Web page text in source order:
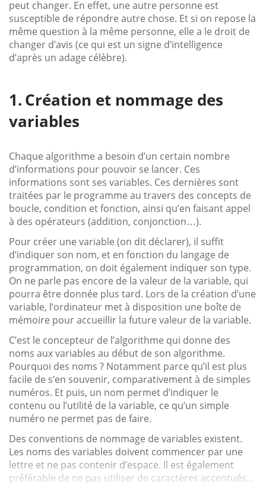
peut changer. En effet, une autre personne est
susceptible de répondre autre chose. Et si on repose la
même question à la même personne, elle a le droit de
changer d’avis (ce qui est un signe d’intelligence
d’après un adage célèbre).
Création et nommage des
variables
Chaque algorithme a besoin d’un certain nombre
d’informations pour pouvoir se lancer. Ces
informations sont ses variables. Ces dernières sont
traitées par le programme au travers des concepts de
boucle, condition et fonction, ainsi qu’en faisant appel
à des opérateurs (addition, conjonction…).
Pour créer une variable (on dit déclarer), il suffit
d’indiquer son nom, et en fonction du langage de
programmation, on doit également indiquer son type.
On ne parle pas encore de la valeur de la variable, qui
pourra être donnée plus tard. Lors de la création d’une
variable, l’ordinateur met à disposition une boîte de
mémoire pour accueillir la future valeur de la variable.
C’est le concepteur de l’algorithme qui donne des
noms aux variables au début de son algorithme.
Pourquoi des noms ? Notamment parce qu’il est plus
facile de s’en souvenir, comparativement à de simples
numéros. Et puis, un nom permet d’indiquer le
contenu ou l’utilité de la variable, ce qu’un simple
numéro ne permet pas de faire.
Des conventions de nommage de variables existent.
Les noms des variables doivent commencer par une
lettre et ne pas contenir d’espace. Il est également
préférable de ne pas utiliser de caractères accentués...